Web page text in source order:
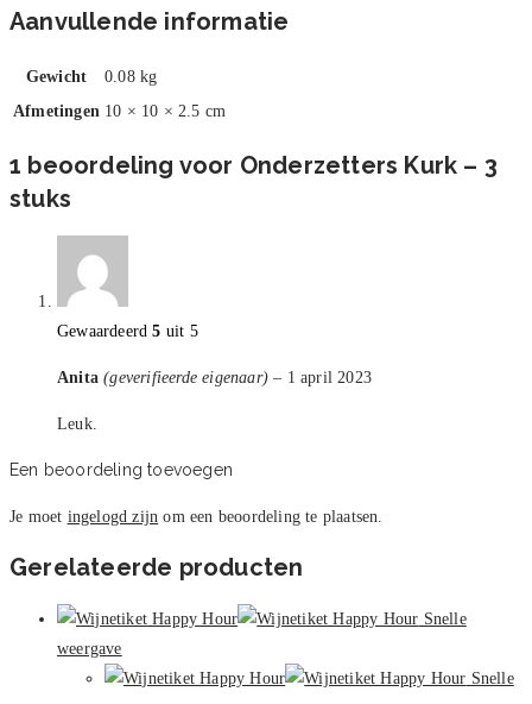
Aanvullende informatie
Gewicht
0.08 kg
Afmetingen 10 × 10 × 2.5 cm
1 beoordeling voor Onderzetters Kurk – 3
stuks
Gewaardeerd5 uit 5
Anita(geverifieerde eigenaar) – 1 april 2023
Leuk.
Een beoordeling toevoegen
Je moet ingelogd zijn om een beoordeling te plaatsen.
Gerelateerde producten
Snelle
weergave
Snelle